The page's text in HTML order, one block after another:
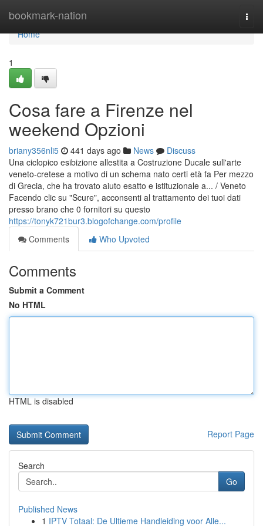
bookmark-nation
Home
Home
1
Cosa fare a Firenze nel
weekend Opzioni
briany356nli5 441 days ago News
Discuss
Una ciclopico esibizione allestita a Costruzione Ducale sull'arte
veneto-cretese a motivo di un schema nato certi età fa Per mezzo
di Grecia, che ha trovato aiuto esatto e istituzionale a... / Veneto
Facendo clic su "Scure", acconsenti al trattamento dei tuoi dati
presso brano che 0 fornitori su questo
https://tonyk721bur3.blogofchange.com/profile
Comments
Who Upvoted
Comments
Submit a Comment
No HTML
HTML is disabled
Report Page
Search
Go
Published News
1 IPTV Totaal: De Ultieme Handleiding voor Alle...